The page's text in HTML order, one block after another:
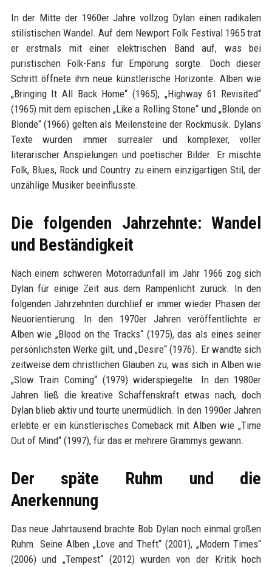
In der Mitte der 1960er Jahre vollzog Dylan einen radikalen
stilistischen Wandel. Auf dem Newport Folk Festival 1965 trat
er erstmals mit einer elektrischen Band auf, was bei
puristischen Folk-Fans für Empörung sorgte. Doch dieser
Schritt öffnete ihm neue künstlerische Horizonte. Alben wie
„Bringing It All Back Home“ (1965), „Highway 61 Revisited“
(1965) mit dem epischen „Like a Rolling Stone“ und „Blonde on
Blonde“ (1966) gelten als Meilensteine der Rockmusik. Dylans
Texte wurden immer surrealer und komplexer, voller
literarischer Anspielungen und poetischer Bilder. Er mischte
Folk, Blues, Rock und Country zu einem einzigartigen Stil, der
unzählige Musiker beeinflusste.
Die folgenden Jahrzehnte: Wandel
und Beständigkeit
Nach einem schweren Motorradunfall im Jahr 1966 zog sich
Dylan für einige Zeit aus dem Rampenlicht zurück. In den
folgenden Jahrzehnten durchlief er immer wieder Phasen der
Neuorientierung. In den 1970er Jahren veröffentlichte er
Alben wie „Blood on the Tracks“ (1975), das als eines seiner
persönlichsten Werke gilt, und „Desire“ (1976). Er wandte sich
zeitweise dem christlichen Glauben zu, was sich in Alben wie
„Slow Train Coming“ (1979) widerspiegelte. In den 1980er
Jahren ließ die kreative Schaffenskraft etwas nach, doch
Dylan blieb aktiv und tourte unermüdlich. In den 1990er Jahren
erlebte er ein künstlerisches Comeback mit Alben wie „Time
Out of Mind“ (1997), für das er mehrere Grammys gewann.
Der späte Ruhm und die
Anerkennung
Das neue Jahrtausend brachte Bob Dylan noch einmal großen
Ruhm. Seine Alben „Love and Theft“ (2001), „Modern Times“
(2006) und „Tempest“ (2012) wurden von der Kritik hoch